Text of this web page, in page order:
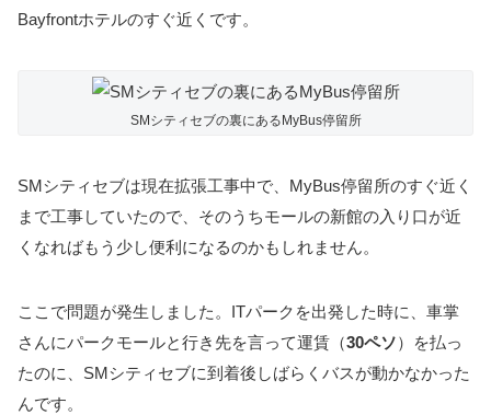
Bayfrontホテルのすぐ近くです。
SMシティセブの裏にあるMyBus停留所
SMシティセブは現在拡張工事中で、MyBus停留所のすぐ近く
まで工事していたので、そのうちモールの新館の入り口が近
くなればもう少し便利になるのかもしれません。
ここで問題が発生しました。ITパークを出発した時に、車掌
さんにパークモールと行き先を言って運賃（30ペソ）を払っ
たのに、SMシティセブに到着後しばらくバスが動かなかった
んです。